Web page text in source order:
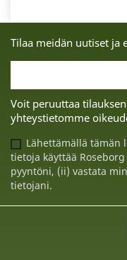
Tilaa meidän uutiset ja
Voit peruuttaa
yhteystietomme
Lähettämällä tämän
tietoja käyttää
pyyntöni, (ii) vastata
tietojani.